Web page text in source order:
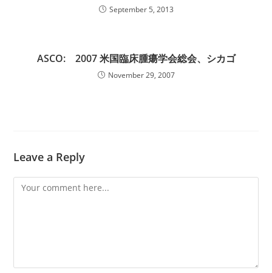
September 5, 2013
ASCO: 2007 米国臨床腫瘍学会総会、シカゴ
November 29, 2007
Leave a Reply
Comment